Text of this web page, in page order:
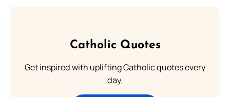
Catholic Quotes
Get inspired with uplifting Catholic quotes every
day.